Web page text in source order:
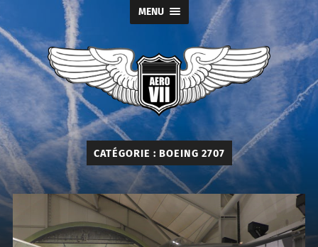
MENU
Aéro
Seven
CATÉGORIE : BOEING 2707